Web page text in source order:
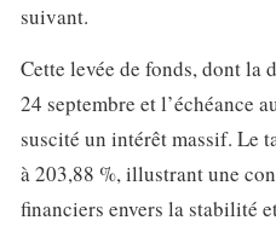
suivant.
Cette levée de fonds, dont la
24 septembre et l’échéance
suscité un intérêt massif. Le
à 203,88 %, illustrant une
financiers envers la stabilité